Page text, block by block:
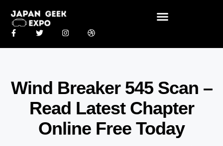
Wind Breaker 545 Scan –
Read Latest Chapter
Online Free Today